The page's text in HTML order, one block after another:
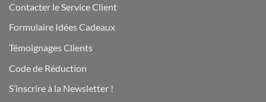
Contacter le Service Client
Formulaire Idées Cadeaux
Témoignages Clients
Code de Réduction
S’inscrire à la Newsletter !